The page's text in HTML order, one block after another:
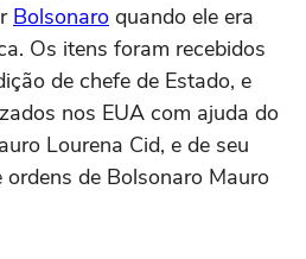
Bolsonaro quando ele era
Os itens foram recebidos
de chefe de Estado, e
nos EUA com ajuda do
Lourena Cid, e de seu
de Bolsonaro Mauro